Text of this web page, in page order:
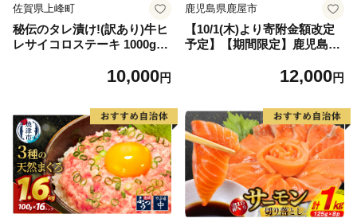
佐賀県上峰町
秘伝のタレ漬け!(訳あり)牛ヒ
レサイコロステーキ 1000g
10,000円
鹿児島県鹿屋市
【10/1(木)より寄附金額改定
予定】【期間限定】鹿児島県
12,000円